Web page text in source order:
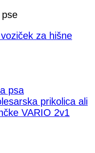
za hišne